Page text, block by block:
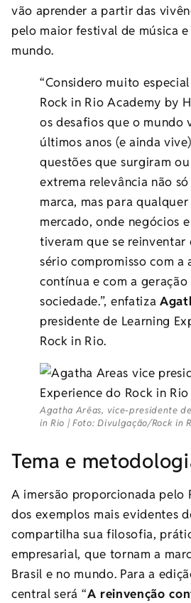
vão aprender a partir das
pelo maior festival de música
mundo.
“Considero muito
Rock in Rio Academy by
os desafios que o mundo
últimos anos (e ainda
questões que surgiram
extrema relevância não
marca, mas para
mercado, onde negócios
tiveram que se reinventar
sério compromisso com a
contínua e com a
sociedade.”, enfatiza
presidente de Learning
Rock in Rio.
Agatha Arêas, vice-presidente
in Rio | Foto: Divulgação/Rock in
Tema e
A imersão proporcionada pelo
dos exemplos mais evidentes
compartilha sua filosofia,
empresarial, que tornam a
Brasil e no mundo. Para a
central será “A reinvenção